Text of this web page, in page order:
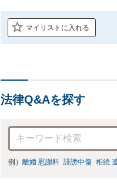
マイリストに入れる
法律Q&Aを探す
例） 離婚 慰謝料 誹謗中傷 相続